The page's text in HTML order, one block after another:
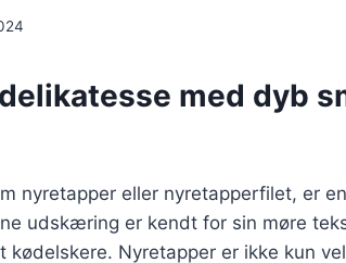
med dyb
nyretapper eller nyretapperfilet, er
udskæring er kendt for sin møre
Nyretapper er ikke kun